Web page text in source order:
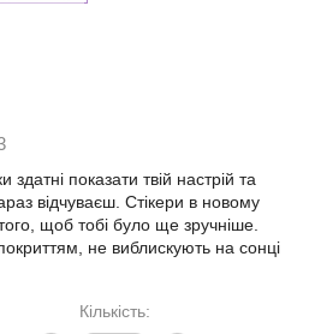
здатні показати твій настрій та
відчуваєш. Стікери в новому
щоб тобі було ще зручніше.
не виблискують на сонці
Кількість: